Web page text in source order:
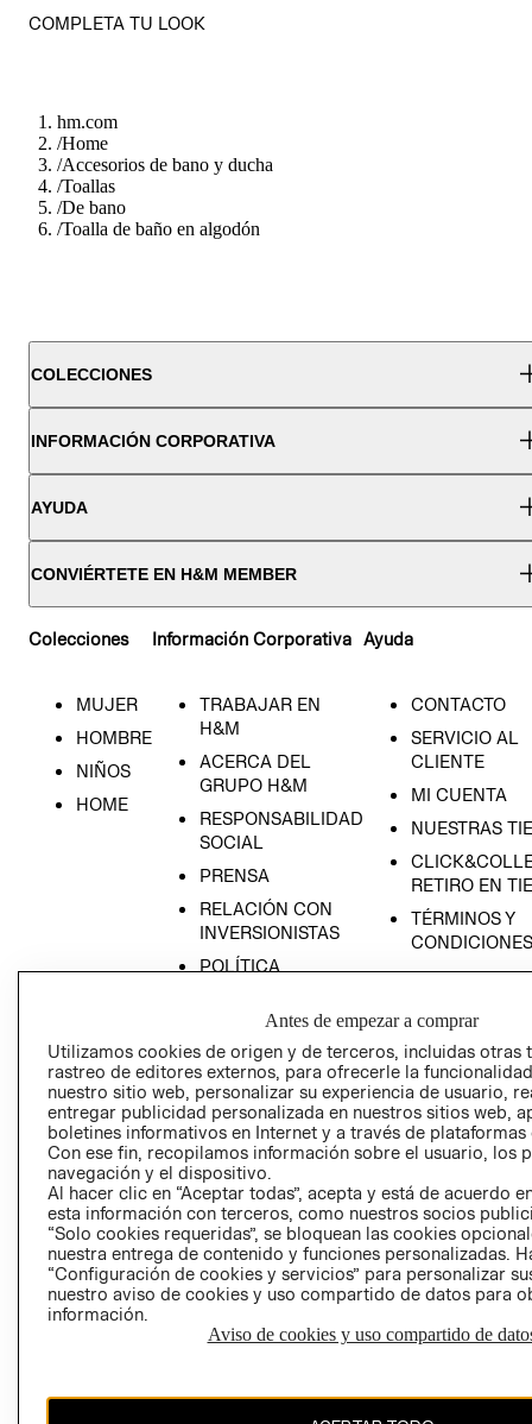
COMPLETA TU LOOK
hm.com
/Home
/Accesorios de bano y ducha
/Toallas
/De bano
/Toalla de baño en algodón
COLECCIONES
INFORMACIÓN CORPORATIVA
AYUDA
CONVIÉRTETE EN H&M MEMBER
Colecciones
MUJER
HOMBRE
NIÑOS
HOME
Información Corporativa
TRABAJAR EN
H&M
ACERCA DEL
GRUPO H&M
RESPONSABILIDAD
SOCIAL
PRENSA
RELACIÓN CON
INVERSIONISTAS
POLÍTICA
Ayuda
CONTACTO
SERVICIO AL
CLIENTE
MI CUENTA
NUESTRAS
RETIRO EN
TÉRMINOS Y
CONDICIONES
AVISO DE
PRIVACIDAD
GIFT CARD
AVISO DE
CAMBIAR REGIÓN
Antes de empezar a comprar
Utilizamos cookies de origen y de terceros, incluidas otras
rastreo de editores externos, para ofrecerle la
nuestro sitio web, personalizar su experiencia de usuario,
entregar publicidad personalizada en nuestros sitios web,
boletines informativos en Internet y a través de plataformas
Con ese fin, recopilamos información sobre el usuario, los
navegación y el dispositivo.
Al hacer clic en “Aceptar todas”, acepta y está de acuerdo
esta información con terceros, como nuestros socios
“Solo cookies requeridas”, se bloquean las cookies
nuestra entrega de contenido y funciones personalizadas.
“Configuración de cookies y servicios” para personalizar
nuestro aviso de cookies y uso compartido de datos para
información.
Aviso de cookies y uso compartido de